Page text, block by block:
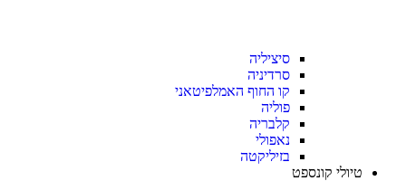
סיציליה
סרדיניה
קו החוף האמלפיטאני
פוליה
קלבריה
נאפולי
בזיליקטה
טיולי קונספט